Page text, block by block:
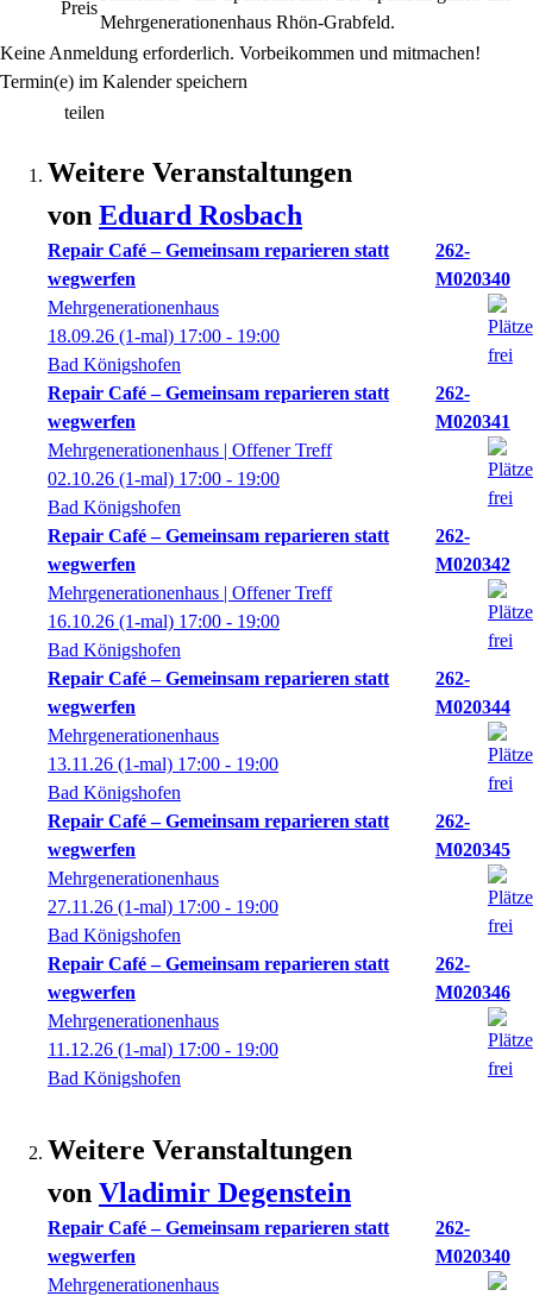
Preis
Mehrgenerationenhaus Rhön-Grabfeld.
Keine Anmeldung erforderlich. Vorbeikommen und mitmachen!
Termin(e) im Kalender speichern
teilen
Weitere Veranstaltungen
von Eduard Rosbach
Repair Café – Gemeinsam reparieren statt
wegwerfen
262-
M020340
Mehrgenerationenhaus
18.09.26 (1-mal) 17:00 - 19:00
Bad Königshofen
Repair Café – Gemeinsam reparieren statt
wegwerfen
262-
M020341
Mehrgenerationenhaus | Offener Treff
02.10.26 (1-mal) 17:00 - 19:00
Bad Königshofen
Repair Café – Gemeinsam reparieren statt
wegwerfen
262-
M020342
Mehrgenerationenhaus | Offener Treff
16.10.26 (1-mal) 17:00 - 19:00
Bad Königshofen
Repair Café – Gemeinsam reparieren statt
wegwerfen
262-
M020344
Mehrgenerationenhaus
13.11.26 (1-mal) 17:00 - 19:00
Bad Königshofen
Repair Café – Gemeinsam reparieren statt
wegwerfen
262-
M020345
Mehrgenerationenhaus
27.11.26 (1-mal) 17:00 - 19:00
Bad Königshofen
Repair Café – Gemeinsam reparieren statt
wegwerfen
262-
M020346
Mehrgenerationenhaus
11.12.26 (1-mal) 17:00 - 19:00
Bad Königshofen
Weitere Veranstaltungen
von Vladimir Degenstein
Repair Café – Gemeinsam reparieren statt
wegwerfen
262-
M020340
Mehrgenerationenhaus